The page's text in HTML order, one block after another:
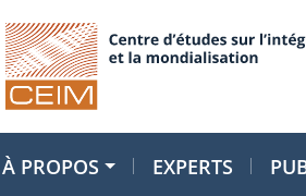
À PROPOS EXPERTS